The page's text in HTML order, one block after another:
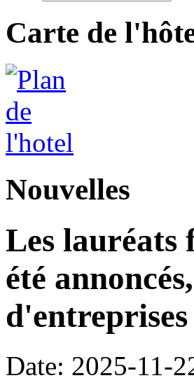
Carte de
Nouvelles
Les lauréats
été
Date: 2025-11-